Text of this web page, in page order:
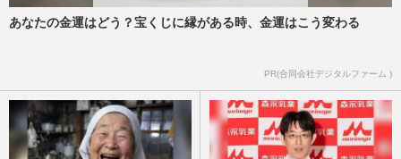
あなたの金運はどう？宝くじに縁がある時、金運はこう変わる
PR(合同会社デジタルファーム )